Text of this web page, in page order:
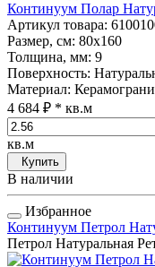
Континуум Полар
Артикул товара:
Размер, см: 80x160
Толщина, мм: 9
Поверхность:
Материал:
4 684 ₽ * кв.м
кв.м
Купить
В наличии
Избранное
Континуум Петрол
Петрол Натуральная